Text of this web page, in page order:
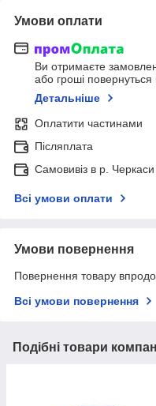
Умови оплати
Ви отримаєте
або гроші
Детальніше
Оплатити частинами
Післяплата
Самовивіз в р. Черкаси
Всі умови оплати
Умови повернення
Повернення товару
Всі умови повернення
Подібні товари